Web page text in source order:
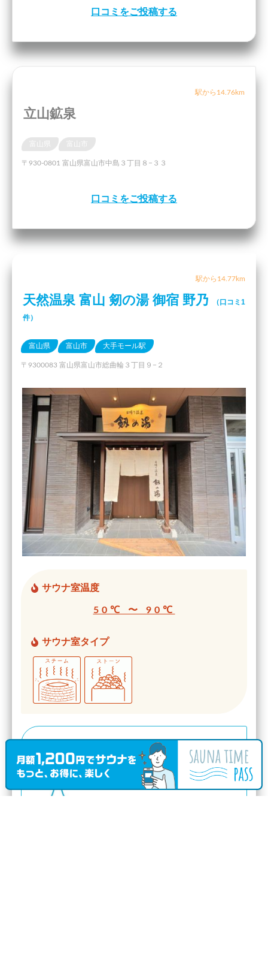
口コミをご投稿する
駅から14.76km
立山鉱泉
〒930-0801 富山県富山市中島３丁目８−３３
口コミをご投稿する
駅から14.77km
天然温泉 富山 剱の湯 御宿 野乃
（口コミ1
件）
富山県 富山市 大手モール駅
〒9300083 富山県富山市総曲輪３丁目９−２
サウナ室温度
50℃ 〜 90℃
サウナ室タイプ